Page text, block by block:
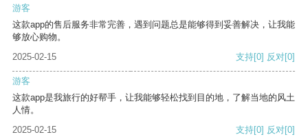
游客
这款app的售后服务非常完善，遇到问题总是能够得到妥善解决，让我能
够放心购物。
2025-02-15
支持[0] 反对[0]
游客
这款app是我旅行的好帮手，让我能够轻松找到目的地，了解当地的风土
人情。
2025-02-15
支持[0] 反对[0]